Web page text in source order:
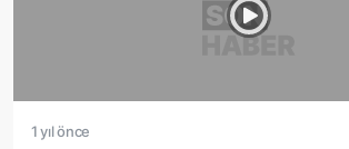
1 yıl önce